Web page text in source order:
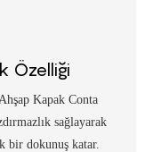
Özelliği
Kapak Conta
sağlayarak
bir dokunuş katar.